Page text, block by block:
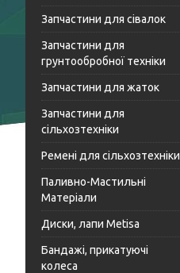
Запчастини для сівалок
Запчастини для
грунтообробної техніки
Запчастини для жаток
Запчастини для
сільхозтехніки
Ремені для сільхозтехніки
Паливно-Мастильні
Матеріали
Диски, лапи Metisa
Бандажі, прикатуючі
колеса